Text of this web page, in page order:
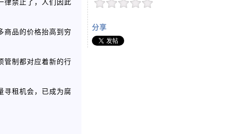
分享
商品的价格抬高到穷
管制都对应着新的行
寻租机会，已成为腐